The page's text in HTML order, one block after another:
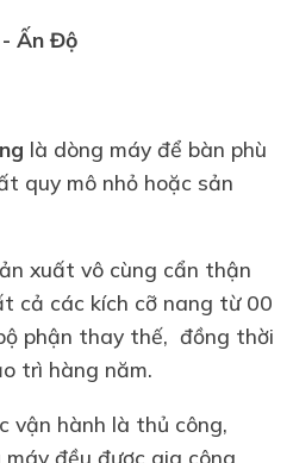
- Ấn Độ
là dòng máy để bàn phù
quy mô nhỏ hoặc sản
xuất vô cùng cẩn thận
cả các kích cỡ nang từ 00
phận thay thế, đồng thời
trì hàng năm.
hành là thủ công,
đều được gia công